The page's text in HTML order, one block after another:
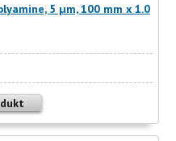
5 µm, 100 mm x 1.0